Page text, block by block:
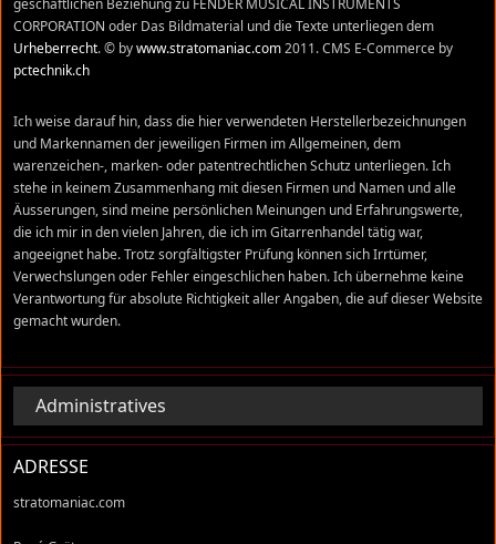
geschäftlichen Beziehung zu FENDER MUSICAL INSTRUMENTS
CORPORATION oder Das Bildmaterial und die Texte unterliegen dem
Urheberrecht. © bywww.stratomaniac.com2011. CMS E-Commerce by
pctechnik.ch
Ich weise darauf hin, dass die hier verwendeten Herstellerbezeichnungen
und Markennamen der jeweiligen Firmen im Allgemeinen, dem
warenzeichen-, marken- oder patentrechtlichen Schutz unterliegen. Ich
stehe in keinem Zusammenhang mit diesen Firmen und Namen und alle
Äusserungen, sind meine persönlichen Meinungen und Erfahrungswerte,
die ich mir in den vielen Jahren, die ich im Gitarrenhandel tätig war,
angeeignet habe. Trotz sorgfältigster Prüfung können sich Irrtümer,
Verwechslungen oder Fehler eingeschlichen haben. Ich übernehme keine
Verantwortung für absolute Richtigkeit aller Angaben, die auf dieser Website
gemacht wurden.
Administratives
ADRESSE
stratomaniac.com